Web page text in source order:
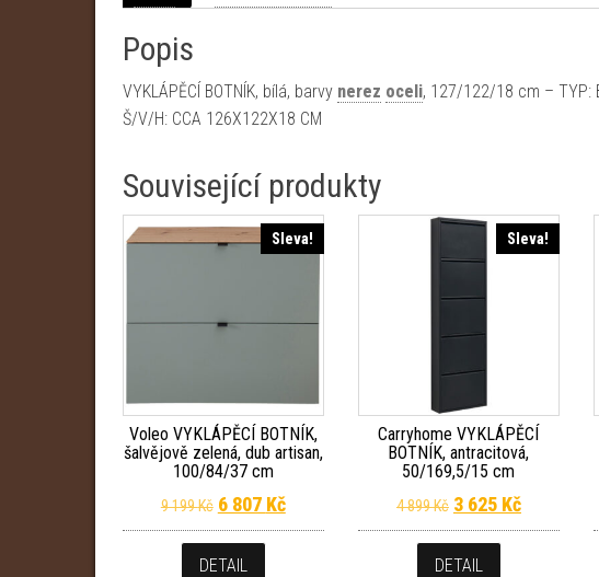
Popis
VYKLÁPĚCÍ BOTNÍK, bílá, barvy nerez oceli, 127/122/18 cm – TYP:
Š/V/H: CCA 126X122X18 CM
Související produkty
Sleva!
Voleo VYKLÁPĚCÍ BOTNÍK,
šalvějově zelená, dub artisan,
100/84/37 cm
9 199Kč Původní cena byla: 9 199 Kč.
6 807 KčAktuální cena je: 6 807 Kč.
DETAIL
Sleva!
Carryhome VYKLÁPĚCÍ
BOTNÍK, antracitová,
50/169,5/15 cm
4 899Kč Původní cena
3 625 KčAktuální
DETAIL